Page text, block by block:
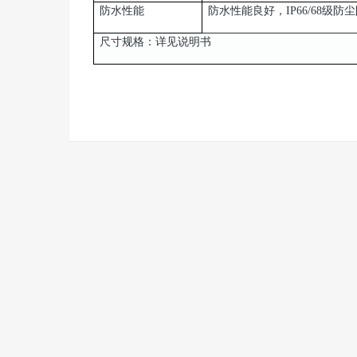
防水性能 防水性能良好，IP66/68级防
尺寸规格：详见说明书